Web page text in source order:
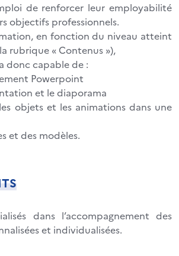
de renforcer leur employabilité
objectifs professionnels.
en fonction du niveau atteint
rubrique « Contenus »),
donc capable de :
Powerpoint
et le diaporama
objets et les animations dans une
et des modèles.
dans l’accompagnement des
et individualisées.